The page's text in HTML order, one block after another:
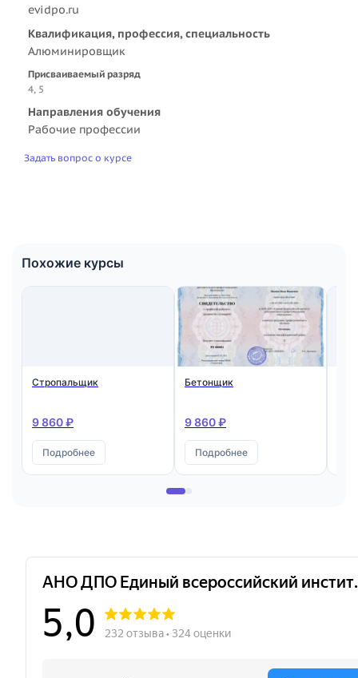
evidpo.ru
Квалификация, профессия, специальность
Алюминировщик
Присваиваемый разряд
4, 5
Направления обучения
Рабочие профессии
Задать вопрос о курсе
Похожие курсы
Стропальщик
9 860 ₽
Подробнее
Бетонщик
9 860 ₽
Подробнее